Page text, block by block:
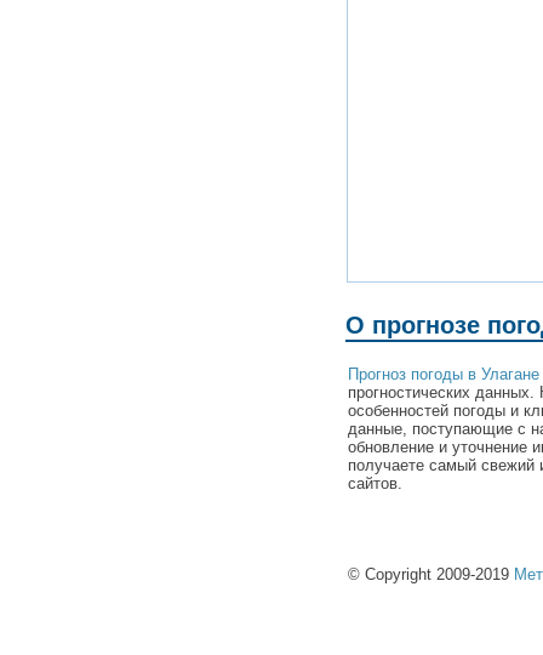
О прогнозе
Прогноз погоды в Улагане
прогностических
особенностей погоды и
данные, поступающие с
обновление и уточнение
получаете самый свежий
сайтов.
© Copyright 2009-2019